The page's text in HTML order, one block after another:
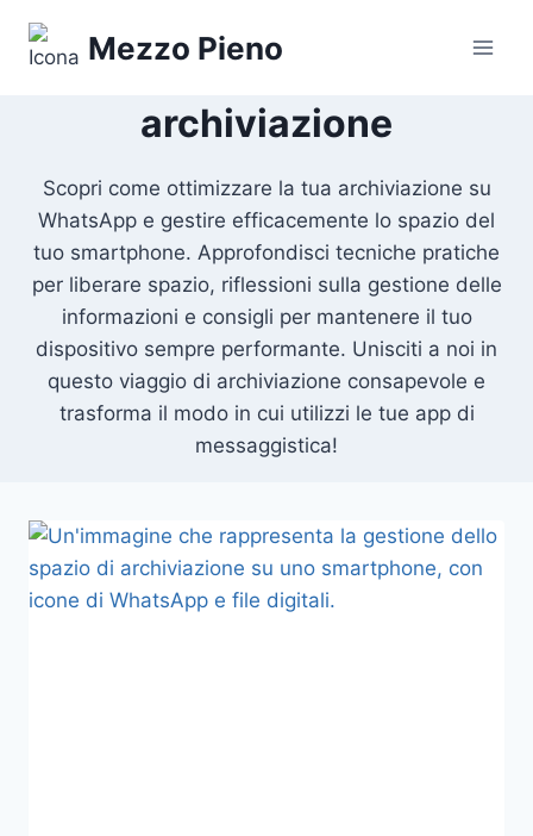
Mezzo Pieno
archiviazione
Scopri come ottimizzare la tua archiviazione su
WhatsApp e gestire efficacemente lo spazio del
tuo smartphone. Approfondisci tecniche pratiche
per liberare spazio, riflessioni sulla gestione delle
informazioni e consigli per mantenere il tuo
dispositivo sempre performante. Unisciti a noi in
questo viaggio di archiviazione consapevole e
trasforma il modo in cui utilizzi le tue app di
messaggistica!